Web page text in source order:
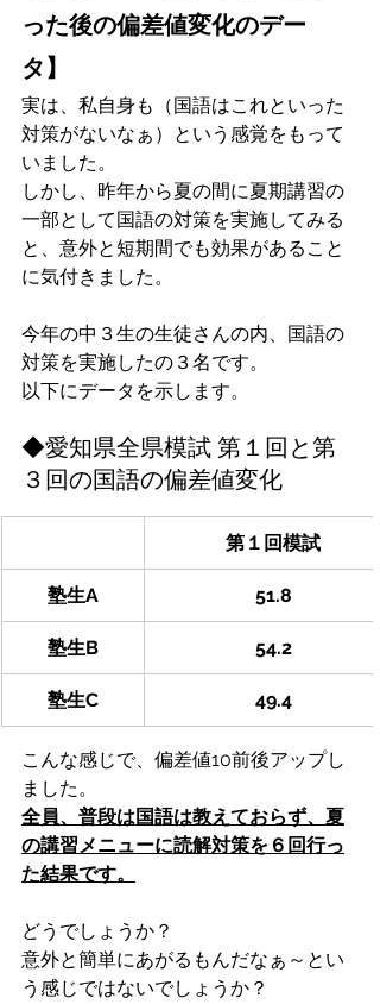
った後の偏差値変化のデー
タ】
実は、私自身も（国語はこれといった
対策がないなぁ）という感覚をもって
いました。
しかし、昨年から夏の間に夏期講習の
一部として国語の対策を実施してみる
と、意外と短期間でも効果があること
に気付きました。
今年の中３生の生徒さんの内、国語の
対策を実施したの３名です。
以下にデータを示します。
◆愛知県全県模試 第１回と第
３回の国語の偏差値変化
第１回模試
塾生A 51.8
塾生B 54.2
塾生C 49.4
こんな感じで、偏差値10前後アップし
ました。
全員、普段は国語は教えておらず、夏
の講習メニューに読解対策を６回行っ
た結果です。
どうでしょうか？
意外と簡単にあがるもんだなぁ～とい
う感じではないでしょうか？